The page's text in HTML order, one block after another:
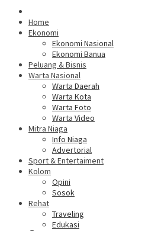
Home
Ekonomi
Ekonomi Nasional
Ekonomi Banua
Peluang & Bisnis
Warta Nasional
Warta Daerah
Warta Kota
Warta Foto
Warta Video
Mitra Niaga
Info Niaga
Advertorial
Sport & Entertaiment
Kolom
Opini
Sosok
Rehat
Traveling
Edukasi